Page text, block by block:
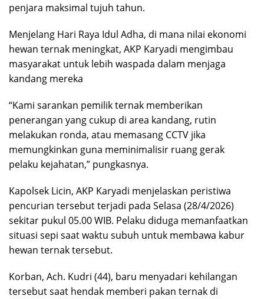
penjara maksimal tujuh tahun.
Menjelang Hari Raya Idul Adha, di mana nilai ekonomi
hewan ternak meningkat, AKP Karyadi mengimbau
masyarakat untuk lebih waspada dalam menjaga
kandang mereka
“Kami sarankan pemilik ternak memberikan
penerangan yang cukup di area kandang, rutin
melakukan ronda, atau memasang CCTV jika
memungkinkan guna meminimalisir ruang gerak
pelaku kejahatan,” pungkasnya.
Kapolsek Licin, AKP Karyadi menjelaskan peristiwa
pencurian tersebut terjadi pada Selasa (28/4/2026)
sekitar pukul 05.00 WIB. Pelaku diduga memanfaatkan
situasi sepi saat waktu subuh untuk membawa kabur
hewan ternak tersebut.
​Korban, Ach. Kudri (44), baru menyadari kehilangan
tersebut saat hendak memberi pakan ternak di